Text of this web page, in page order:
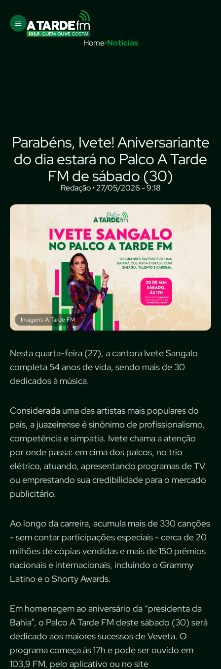
Home Notícias
Parabéns, Ivete! Aniversariante
do dia estará no Palco A Tarde
FM de sábado (30)
Redação • 27/05/2026 - 9:18
Imagem: A Tarde FM
Nesta quarta-feira (27), a cantora Ivete Sangalo
completa 54 anos de vida, sendo mais de 30
dedicados à música.
Considerada uma das artistas mais populares do
país, a juazeirense é sinônimo de profissionalismo,
competência e simpatia. Ivete chama a atenção
por onde passa: em cima dos palcos, no trio
elétrico, atuando, apresentando programas de TV
ou emprestando sua credibilidade para o mercado
publicitário.
Ao longo da carreira, acumula mais de 330 canções
- sem contar participações especiais - cerca de 20
milhões de cópias vendidas e mais de 150 prêmios
nacionais e internacionais, incluindo o Grammy
Latino e o Shorty Awards.
Em homenagem ao aniversário da “presidenta da
Bahia”, o Palco A Tarde FM deste sábado (30) será
dedicado aos maiores sucessos de Veveta. O
programacomeça às 17h e pode ser ouvido em
103,9 FM, pelo aplicativo ou no site